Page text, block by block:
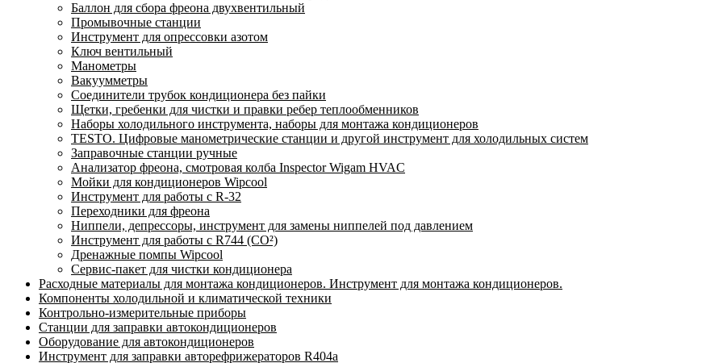
Баллон для сбора фреона двухвентильный
Промывочные станции
Инструмент для опрессовки азотом
Ключ вентильный
Манометры
Вакуумметры
Соединители трубок кондиционера без пайки
Щетки, гребенки для чистки и правки ребер теплообменников
Наборы холодильного инструмента, наборы для монтажа кондиционеров
TESTO. Цифровые манометрические станции и другой инструмент для холодильных систем
Заправочные станции ручные
Анализатор фреона, смотровая колба Inspector Wigam HVAC
Мойки для кондиционеров Wipcool
Инструмент для работы с R-32
Переходники для фреона
Ниппели, депрессоры, инструмент для замены ниппелей под давлением
Инструмент для работы с R744 (CO²)
Дренажные помпы Wipcool
Сервис-пакет для чистки кондиционера
Расходные материалы для монтажа кондиционеров. Инструмент для монтажа кондиционеров.
Компоненты холодильной и климатической техники
Контрольно-измерительные приборы
Станции для заправки автокондиционеров
Оборудование для автокондиционеров
Инструмент для заправки авторефрижераторов R404a